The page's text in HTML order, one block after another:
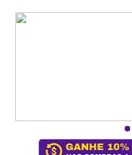
2º
Pratos
7º
Tapete
Aparelho Jantar